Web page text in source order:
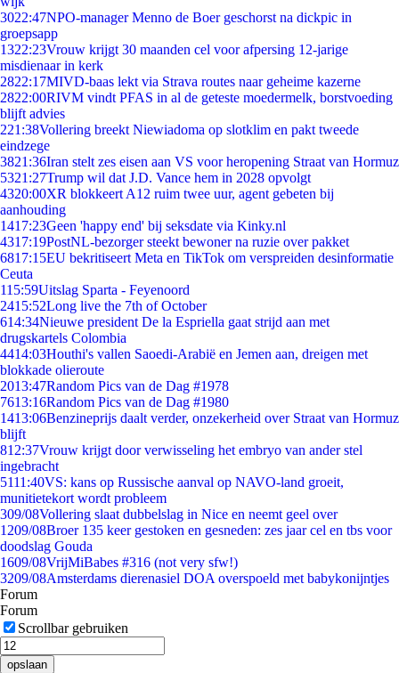
3022:47NPO-manager Menno de Boer geschorst na dickpic in
groepsapp
1322:23Vrouw krijgt 30 maanden cel voor afpersing 12-jarige
misdienaar in kerk
2822:17MIVD-baas lekt via Strava routes naar geheime kazerne
2822:00RIVM vindt PFAS in al de geteste moedermelk, borstvoeding
blijft advies
221:38Vollering breekt Niewiadoma op slotklim en pakt tweede
eindzege
3821:36Iran stelt zes eisen aan VS voor heropening Straat van Hormuz
5321:27Trump wil dat J.D. Vance hem in 2028 opvolgt
4320:00XR blokkeert A12 ruim twee uur, agent gebeten bij
aanhouding
1417:23Geen 'happy end' bij seksdate via Kinky.nl
4317:19PostNL-bezorger steekt bewoner na ruzie over pakket
6817:15EU bekritiseert Meta en TikTok om verspreiden desinformatie
Ceuta
115:59Uitslag Sparta - Feyenoord
2415:52Long live the 7th of October
614:34Nieuwe president De la Espriella gaat strijd aan met
drugskartels Colombia
4414:03Houthi's vallen Saoedi-Arabië en Jemen aan, dreigen met
blokkade olieroute
2013:47Random Pics van de Dag #1978
7613:16Random Pics van de Dag #1980
1413:06Benzineprijs daalt verder, onzekerheid over Straat van Hormuz
blijft
812:37Vrouw krijgt door verwisseling het embryo van ander stel
ingebracht
5111:40VS: kans op Russische aanval op NAVO-land groeit,
munitietekort wordt probleem
309/08Vollering slaat dubbelslag in Nice en neemt geel over
1209/08Broer 135 keer gestoken en gesneden: zes jaar cel en tbs voor
doodslag Gouda
1609/08VrijMiBabes #316 (not very sfw!)
3209/08Amsterdams dierenasiel DOA overspoeld met babykonijntjes
Forum
Forum
Scrollbar gebruiken
opslaan